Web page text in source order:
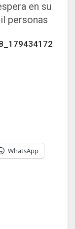
en su
personas
WhatsApp